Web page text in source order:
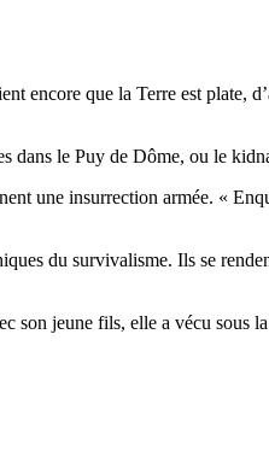
encore que la Terre est plate,
dans le Puy de Dôme, ou le
une insurrection armée. «
du survivalisme. Ils se
son jeune fils, elle a vécu